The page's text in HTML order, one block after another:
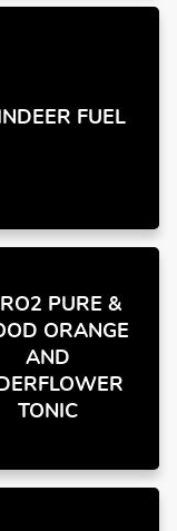
FUEL
PURE &
ORANGE
AND
TONIC